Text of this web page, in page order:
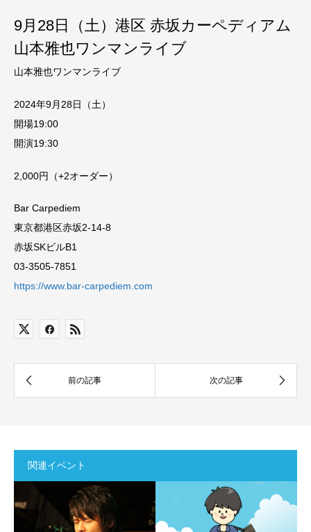
9月28日（土）港区 赤坂カーペディアム
山本雅也ワンマンライブ
山本雅也ワンマンライブ
2024年9月28日（土）
開場19:00
開演19:30
2,000円（+2オーダー）
Bar Carpediem
東京都港区赤坂2-14-8
赤坂SKビルB1
03-3505-7851
https://www.bar-carpediem.com
関連イベント